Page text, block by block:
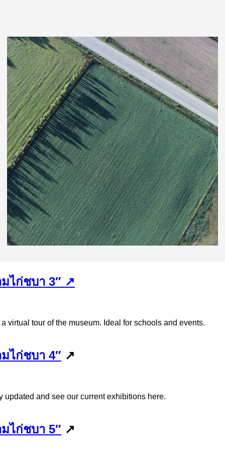
ไก่ชบา 3″ ↗
a virtual tour of the museum. Ideal for schools and events.
ไก่ชบา 4″ ↗
updated and see our current exhibitions here.
ไก่ชบา 5″ ↗